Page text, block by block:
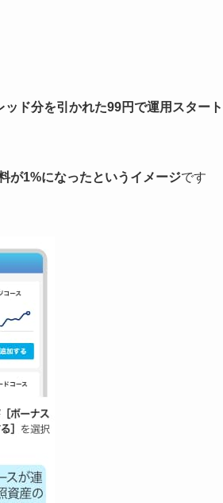
ッド分を引かれた99円で運用スタート
が1%になったというイメージです